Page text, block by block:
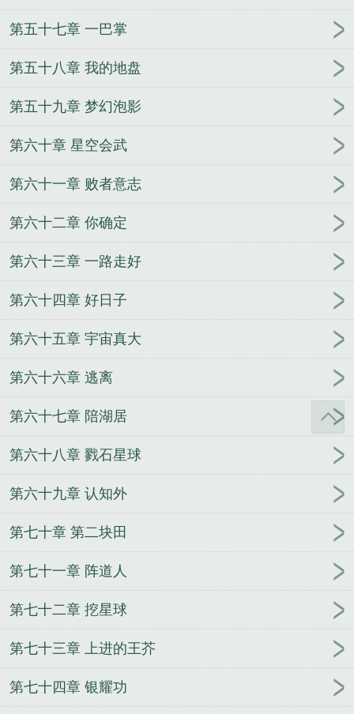
第五十七章 一巴掌
第五十八章 我的地盘
第五十九章 梦幻泡影
第六十章 星空会武
第六十一章 败者意志
第六十二章 你确定
第六十三章 一路走好
第六十四章 好日子
第六十五章 宇宙真大
第六十六章 逃离
第六十七章 陪湖居
第六十八章 戮石星球
第六十九章 认知外
第七十章 第二块田
第七十一章 阵道人
第七十二章 挖星球
第七十三章 上进的王芥
第七十四章 银耀功